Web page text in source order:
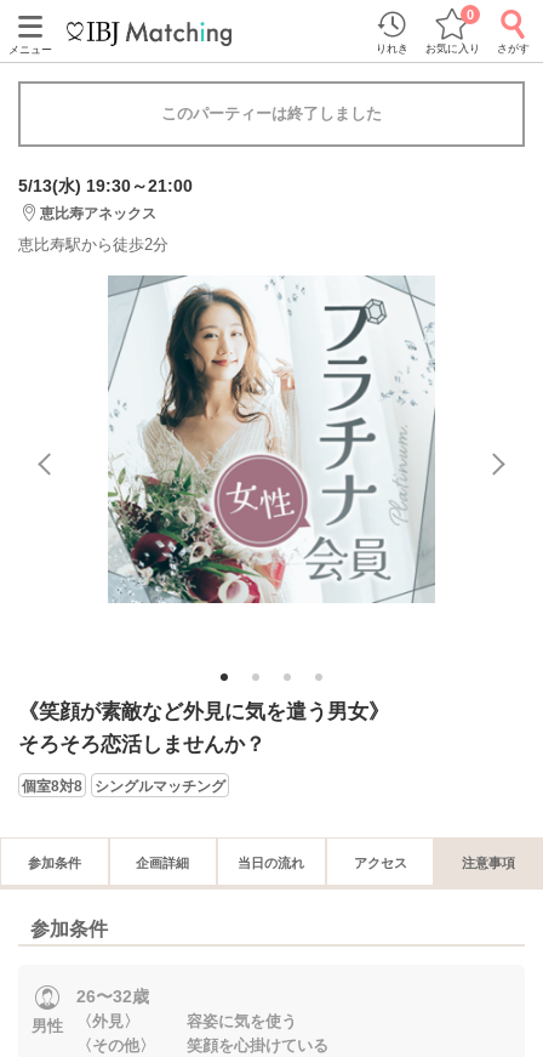
メニュー りれき お気に入り
0
さがす
このパーティーは終了しました
5/13(水) 19:30～21:00
恵比寿アネックス
恵比寿駅から徒歩2分
1 2 3 4
《笑顔が素敵など外見に気を遣う男女》
そろそろ恋活しませんか？
個室8対8 シングルマッチング
参加条件 企画詳細 当日の流れ アクセス 注意事項
参加条件
男性
26〜32歳
〈外見〉 容姿に気を使う
〈その他〉 笑顔を心掛けている